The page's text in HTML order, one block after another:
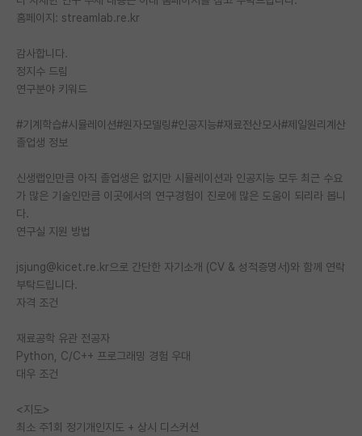
홍보 게시판
커리어
유학교육
이벤트
반도체 아카데미
재팬라운지 🌸
홈페이지: streamlab.re.kr
감사합니다.
정지수 드림
연구분야 키워드
#기계학습#시뮬레이션#원자모델링#인공지능#재료전산모사#제일원리계산
졸업생 정보
신생랩인만큼 아직 졸업생은 없지만 시뮬레이션과 인공지능 모두 최근 수요
가 많은 기술인만큼 이곳에서의 연구경험이 진로에 많은 도움이 되리라 봅니
다.
연구실 지원 방법
jsjung@kicet.re.kr으로 간단한 자기소개 (CV & 성적증명서)와 함께 연락
부탁드립니다.
자격 조건
재료공학 유관 전공자
Python, C/C++ 프로그래밍 경험 우대
대우 조건
<지도>
최소 주1회 정기개인지도 + 상시 디스커션